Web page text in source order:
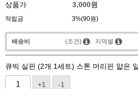
상품가 3,000원
적립금 3%(90원)
배송비 (조건) 지역별
큐빅 실핀 (2개 1세트) 스톤 머리핀 얇은
+1 -1